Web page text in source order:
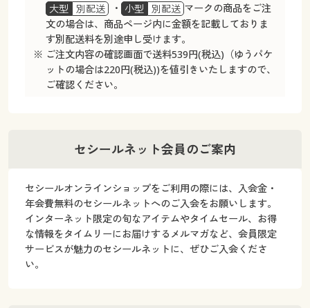
セシールネット会員規約
会員登録・お客様情報変更について
セシールスマイルポイントのご案内
キャンペーン番号・セシールクーポンについて
メールマガジン・自動配信メールについて
大型
別配送 ・ 小型 別配送 マークの商品をご注
文の場合は、商品ページ内に金額を記載しておりま
す別配送料を別途申し受けます。
※ ご注文内容の確認画面で送料539円(税込)（ゆうパケ
ットの場合は220円(税込))を値引きいたしますので、
ご確認ください。
セシールネット会員のご案内
セシールオンラインショップをご利用の際には、入会金・
年会費無料のセシールネットへのご入会をお願いします。
インターネット限定の旬なアイテムやタイムセール、お得
な情報をタイムリーにお届けするメルマガなど、会員限定
サービスが魅力のセシールネットに、ぜひご入会くださ
い。